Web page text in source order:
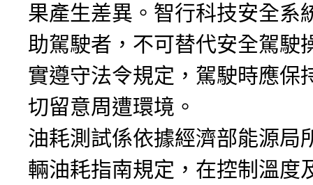
果產生差異。智行科技安全系
助駕駛者，不可替代安全駕駛
實遵守法令規定，駕駛時應保
切留意周遭環境。
油耗測試係依據經濟部能源局
輛油耗指南規定，在控制溫度